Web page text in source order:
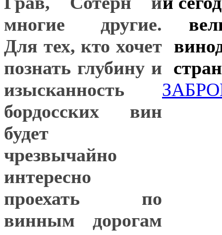
многие другие.
Для тех, кто хочет
познать глубину и
изысканность
бордосских вин
будет
чрезвычайно
интересно
проехать по
винным дорогам